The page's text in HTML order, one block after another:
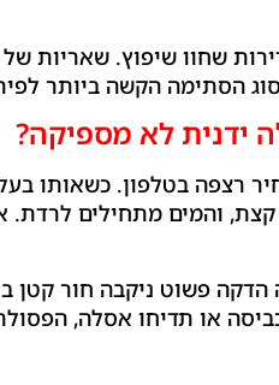
שחוו שיפוץ. שאריות
הסתימה הקשה ביותר
ידנית לא מספיקה?
רצפה בטלפון. כשאותו
והמים מתחילים
פשוט ניקבה חור קטן
או תדיחו אסלה,